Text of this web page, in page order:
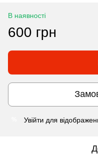
В наявності
600 грн
Увійти для